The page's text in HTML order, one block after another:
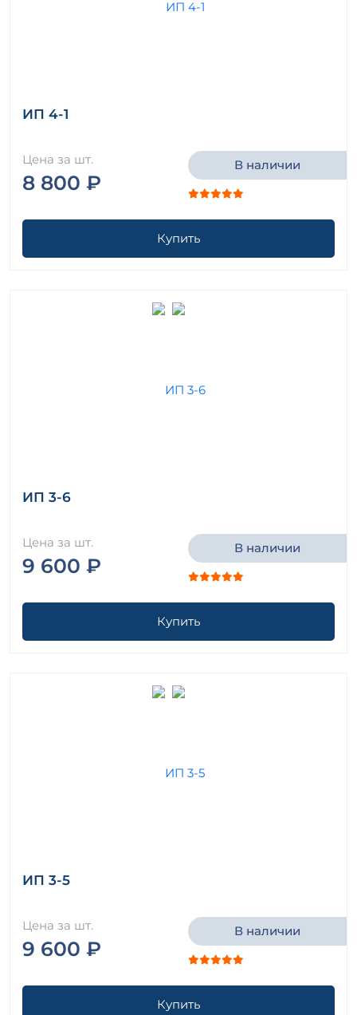
Плиты ребристые Шифр М33.15/92
ИП 4-1
Цена за шт.
8 800 ₽
В наличии
Купить
ИП 3-6
Цена за шт.
9 600 ₽
В наличии
Купить
ИП 3-5
Цена за шт.
9 600 ₽
В наличии
Купить